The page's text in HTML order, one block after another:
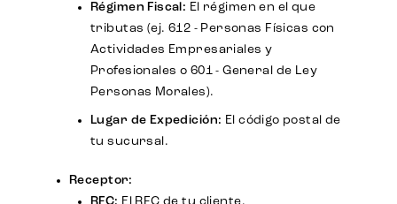
Régimen Fiscal: El régimen en el que
tributas (ej. 612 - Personas Físicas con
Actividades Empresariales y
Profesionales o 601 - General de Ley
Personas Morales).
Lugar de Expedición: El código postal de
tu sucursal.
Receptor:
RFC: El RFC de tu cliente.